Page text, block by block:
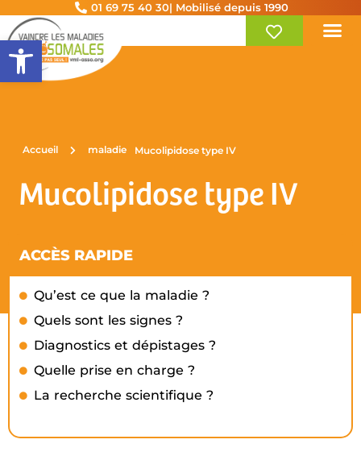
Ouvrir la barre d’outils
01 69 75 40 30| Mobilisé depuis 1990
Accueil maladie Mucolipidose type IV
Mucolipidose type IV
ACCÈS RAPIDE
Qu’est ce que la maladie ?
Quels sont les signes ?
Diagnostics et dépistages ?
Quelle prise en charge ?
La recherche scientifique ?